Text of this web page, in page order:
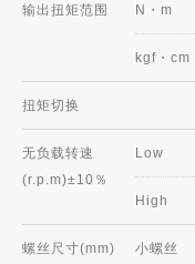
输出扭矩范围 N・m
kgf・cm
扭矩切换
无负载转速
(r.p.m)±10％
Low
High
螺丝尺寸(mm) 小螺丝